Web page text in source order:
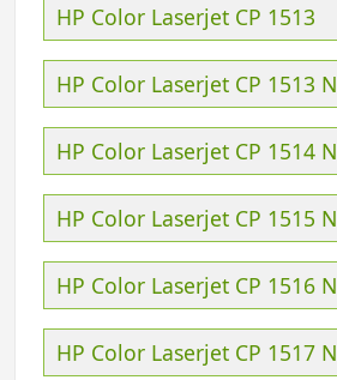
HP Color Laserjet CP 1513
HP Color Laserjet CP 1513 N
HP Color Laserjet CP 1514 N
HP Color Laserjet CP 1515 N
HP Color Laserjet CP 1516 N
HP Color Laserjet CP 1517 N